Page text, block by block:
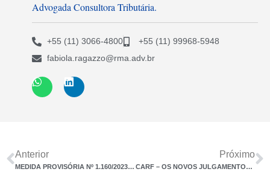
Advogada Consultora Tributária.
+55 (11) 3066-4800
+55 (11) 99968-5948
fabiola.ragazzo@rma.adv.br
Anterior
MEDIDA PROVISÓRIA Nº 1.160/2023 TRAZ RESTRIÇÃO SILENCIOSA, PERIGOSA E INCONSTITUCIONAL DE ACESSO AO CARF- CONSELHO ADMINISTRATIVO DE RECURSOS FISCAIS.
Próximo
CARF – OS NOVOS JULGAMENTOS COM O VOTO DE QUALIDADE – AGORA A FAVOR DO FISCO FEDERAL AUMENTO DA LITIGIOSIDADE TRIBUTÁRIA QUAIS OS IMPACTOS DECORRENTES DA MUDANÇA NA LEGISLAÇÃO VEICULADA PELO GOVERNO FEDERAL: O ABANDONO DA DÚVIDA EM PRÓ DO CONTRIBUINTE? AUMENTO DO CUSTO TRIBUTÁRIO DAS EMPRESAS?